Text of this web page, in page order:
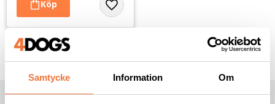
Samtycke Information Om
Lägg till i favoriter